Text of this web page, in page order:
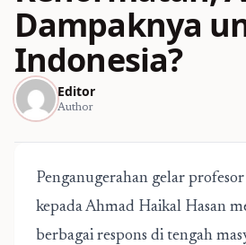
Dampaknya
Indonesia?
Editor
Author
Penganugerahan gelar
kepada Ahmad Haikal Hasan
berbagai respons di tengah